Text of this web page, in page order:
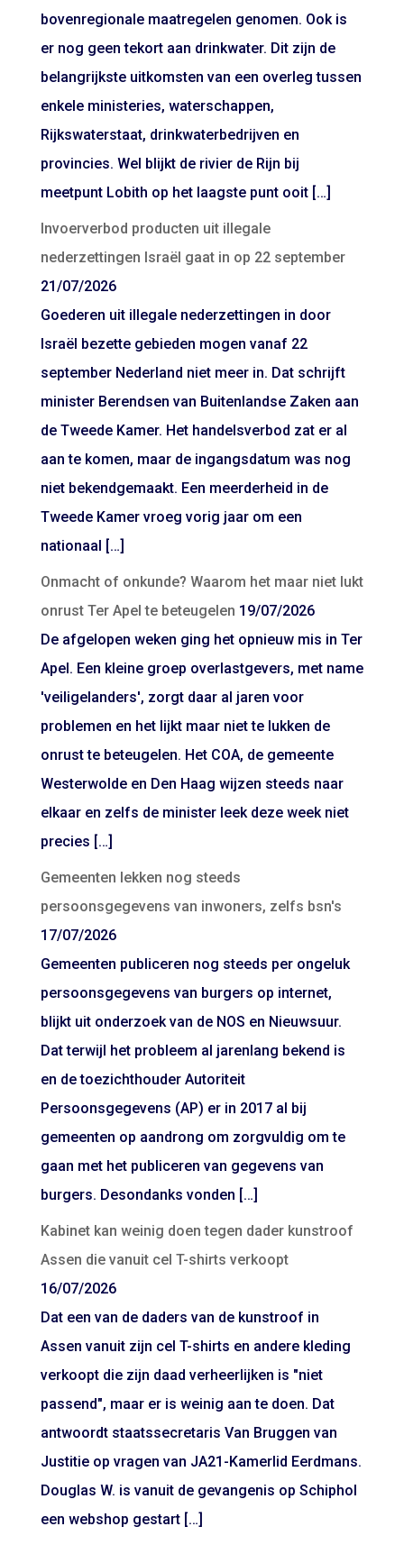
bovenregionale maatregelen genomen. Ook is
er nog geen tekort aan drinkwater. Dit zijn de
belangrijkste uitkomsten van een overleg tussen
enkele ministeries, waterschappen,
Rijkswaterstaat, drinkwaterbedrijven en
provincies. Wel blijkt de rivier de Rijn bij
meetpunt Lobith op het laagste punt ooit […]
Invoerverbod producten uit illegale
nederzettingen Israël gaat in op 22 september
21/07/2026
Goederen uit illegale nederzettingen in door
Israël bezette gebieden mogen vanaf 22
september Nederland niet meer in. Dat schrijft
minister Berendsen van Buitenlandse Zaken aan
de Tweede Kamer. Het handelsverbod zat er al
aan te komen, maar de ingangsdatum was nog
niet bekendgemaakt. Een meerderheid in de
Tweede Kamer vroeg vorig jaar om een
nationaal […]
Onmacht of onkunde? Waarom het maar niet lukt
onrust Ter Apel te beteugelen 19/07/2026
De afgelopen weken ging het opnieuw mis in Ter
Apel. Een kleine groep overlastgevers, met name
'veiligelanders', zorgt daar al jaren voor
problemen en het lijkt maar niet te lukken de
onrust te beteugelen. Het COA, de gemeente
Westerwolde en Den Haag wijzen steeds naar
elkaar en zelfs de minister leek deze week niet
precies […]
Gemeenten lekken nog steeds
persoonsgegevens van inwoners, zelfs bsn's
17/07/2026
Gemeenten publiceren nog steeds per ongeluk
persoonsgegevens van burgers op internet,
blijkt uit onderzoek van de NOS en Nieuwsuur.
Dat terwijl het probleem al jarenlang bekend is
en de toezichthouder Autoriteit
Persoonsgegevens (AP) er in 2017 al bij
gemeenten op aandrong om zorgvuldig om te
gaan met het publiceren van gegevens van
burgers. Desondanks vonden […]
Kabinet kan weinig doen tegen dader kunstroof
Assen die vanuit cel T-shirts verkoopt
16/07/2026
Dat een van de daders van de kunstroof in
Assen vanuit zijn cel T-shirts en andere kleding
verkoopt die zijn daad verheerlijken is "niet
passend", maar er is weinig aan te doen. Dat
antwoordt staatssecretaris Van Bruggen van
Justitie op vragen van JA21-Kamerlid Eerdmans.
Douglas W. is vanuit de gevangenis op Schiphol
een webshop gestart […]